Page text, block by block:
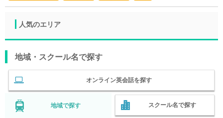
人気のエリア
地域・スクール名で探す
オンライン英会話を探す
地域で探す スクール名で探す